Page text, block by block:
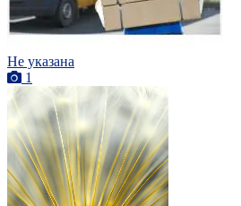
Не указана
1